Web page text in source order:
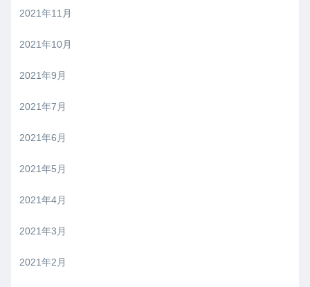
2021年11月
2021年10月
2021年9月
2021年7月
2021年6月
2021年5月
2021年4月
2021年3月
2021年2月